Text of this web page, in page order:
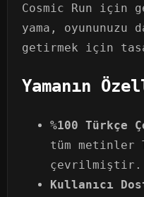
Cosmic Run için
yama, oyununuzu
getirmek için
Yamanın
%100 Türkçe
tüm metinler
çevrilmiştir.
Kullanıcı